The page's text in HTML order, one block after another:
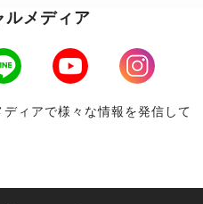
ルメディア
Youtube
Instagram
ィアで様々な情報を発信して